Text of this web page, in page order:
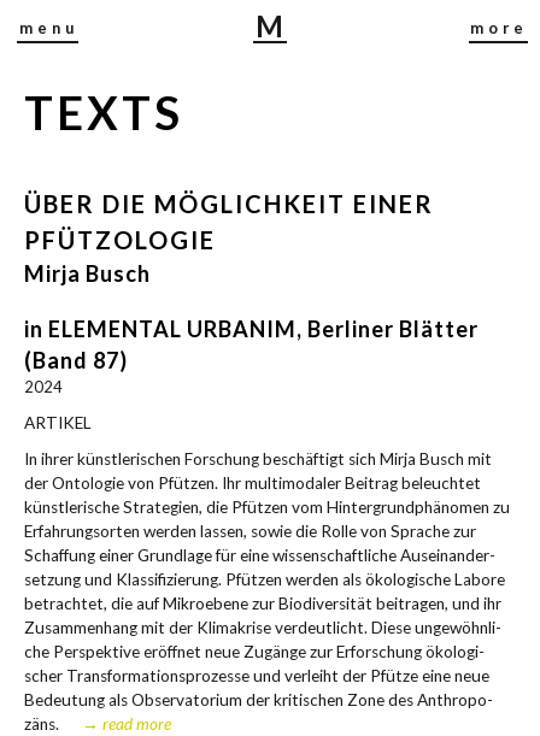
more
menu
M
I
U
TEXTS
ÜBER DIE MÖGLICHKEIT EINER
PFÜTZOLOGIE
Mirja Busch
in ELEMENTAL URBANIM, Berliner Blätter
(Band 87)
2024
ARTIKEL
In ihrer künst­le­ri­schen For­schung beschäf­tigt sich Mir­ja Busch mit
der Onto­lo­gie von Pfüt­zen. Ihr mul­ti­mo­da­ler Bei­trag beleuch­tet
künst­le­ri­sche Stra­te­gien, die Pfüt­zen vom Hin­ter­grund­phä­no­men zu
Erfah­rungs­or­ten wer­den las­sen, sowie die Rol­le von Spra­che zur
Schaf­fung einer Grund­la­ge für eine wis­sen­schaft­li­che Aus­ein­an­der­
set­zung und Klas­si­fi­zie­rung. Pfüt­zen wer­den als öko­lo­gi­sche Labo­re
betrach­tet, die auf Mikroebe­ne zur Bio­di­ver­si­tät bei­tra­gen, und ihr
Zusam­men­hang mit der Kli­ma­kri­se ver­deut­licht. Die­se unge­wöhn­li­
che Per­spek­ti­ve eröff­net neue Zugän­ge zur Erfor­schung öko­lo­gi­
scher Trans­for­ma­ti­ons­pro­zes­se und ver­leiht der Pfüt­ze eine neue
Bedeu­tung als Obser­va­to­ri­um der kri­ti­schen Zone des Anthro­po­
zäns.
→ read more